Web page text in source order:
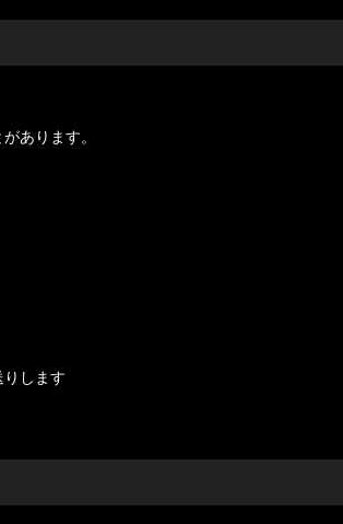
あります。
します